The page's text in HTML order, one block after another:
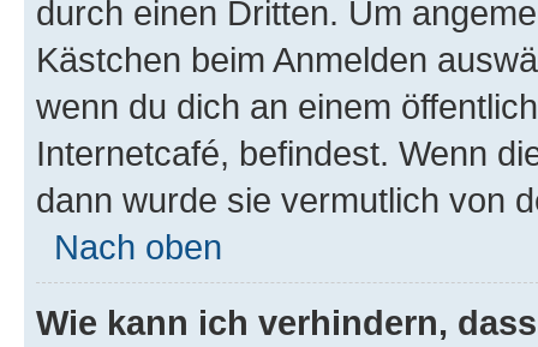
durch einen Dritten. Um
Kästchen beim Anmelden
wenn du dich an einem
Internetcafé, befindest. Wenn
dann wurde sie vermutlich von
Nach oben
Wie kann ich verhindern,